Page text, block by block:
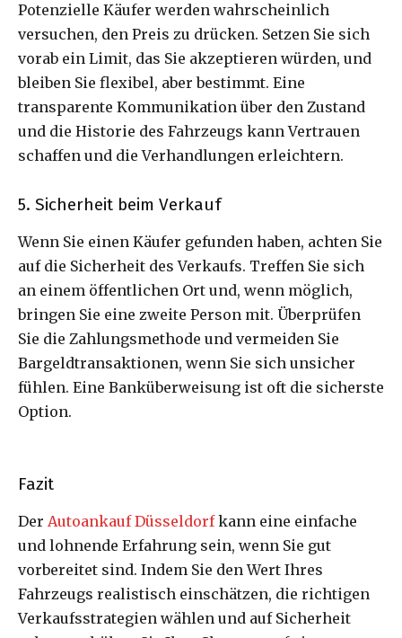
Potenzielle Käufer werden wahrscheinlich
versuchen, den Preis zu drücken. Setzen Sie sich
vorab ein Limit, das Sie akzeptieren würden, und
bleiben Sie flexibel, aber bestimmt. Eine
transparente Kommunikation über den Zustand
und die Historie des Fahrzeugs kann Vertrauen
schaffen und die Verhandlungen erleichtern.
5. Sicherheit beim Verkauf
Wenn Sie einen Käufer gefunden haben, achten Sie
auf die Sicherheit des Verkaufs. Treffen Sie sich
an einem öffentlichen Ort und, wenn möglich,
bringen Sie eine zweite Person mit. Überprüfen
Sie die Zahlungsmethode und vermeiden Sie
Bargeldtransaktionen, wenn Sie sich unsicher
fühlen. Eine Banküberweisung ist oft die sicherste
Option.
Fazit
Der Autoankauf Düsseldorfkann eine einfache
und lohnende Erfahrung sein, wenn Sie gut
vorbereitet sind. Indem Sie den Wert Ihres
Fahrzeugs realistisch einschätzen, die richtigen
Verkaufsstrategien wählen und auf Sicherheit